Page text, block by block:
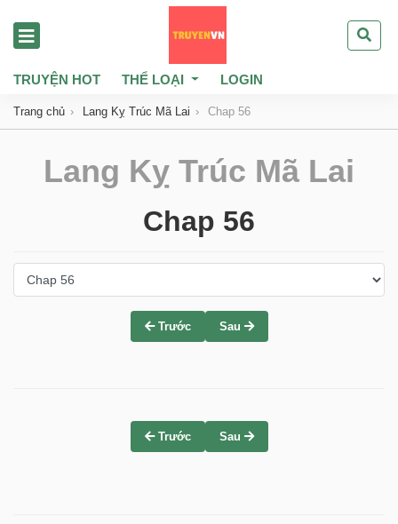
TRUYỆN HOT THỂ LOẠI LOGIN
Trang chủ Lang Kỵ Trúc Mã Lai Chap 56
Lang Kỵ Trúc Mã Lai
Chap 56
Trước Sau
Trước Sau